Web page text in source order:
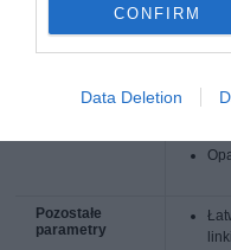
CONFIRM
Data Deletion
Akcesoria w
Pozostałe
parametry
linki